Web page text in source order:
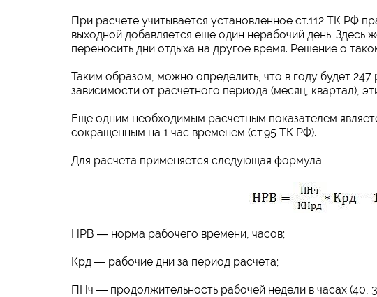
При расчете учитывается установленное ст.112 ТК РФ
выходной добавляется еще один нерабочий день. Здесь
переносить дни отдыха на другое время. Решение о
Таким образом, можно определить, что в году будет
зависимости от расчетного периода (месяц, квартал),
Еще одним необходимым расчетным показателем
сокращенным на 1 час временем (ст.95 ТК РФ).
Для расчета применяется следующая формула:
НРВ ― норма рабочего времени, часов;
Крд ― рабочие дни за период расчета;
ПНч ― продолжительность рабочей недели в часах (40,